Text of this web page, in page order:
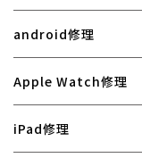
android修理
Apple Watch修理
iPad修理